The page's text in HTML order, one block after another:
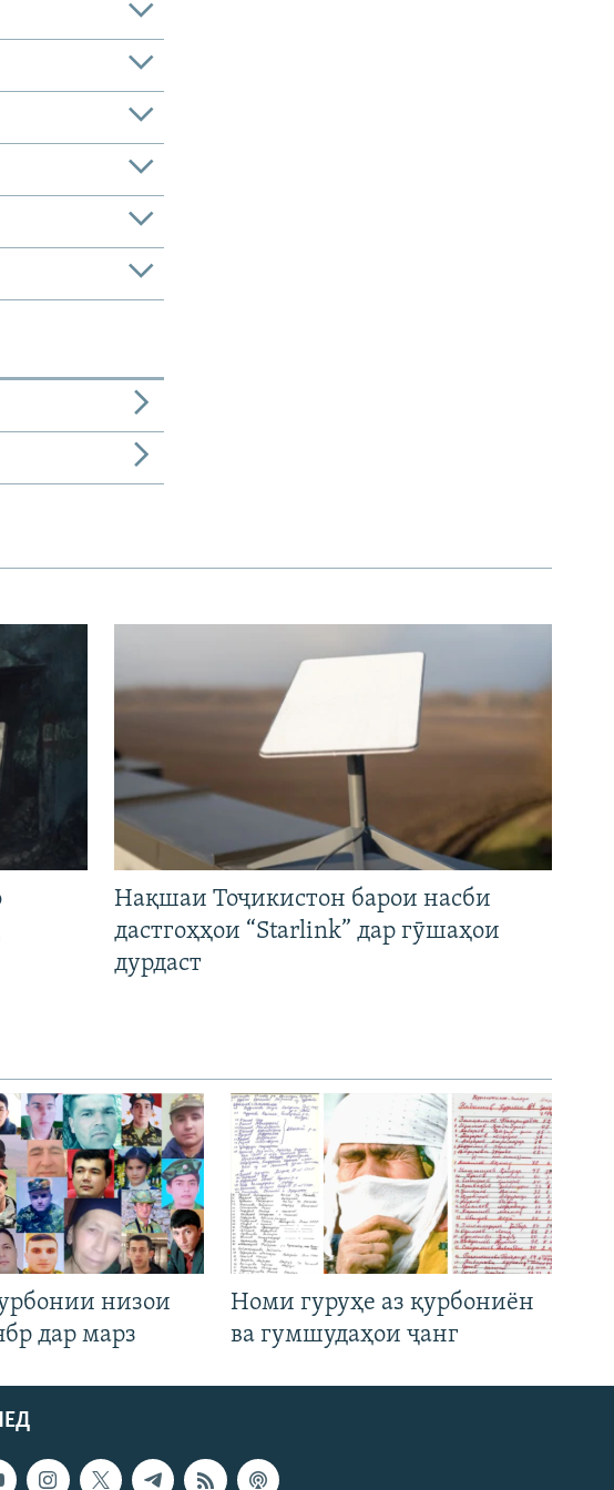
Нақшаи Тоҷикистон барои насби
дастгоҳҳои “Starlink” дар гӯшаҳои
дурдаст
низои
дар марз
Номи гуруҳе аз қурбониён
ва гумшудаҳои ҷанг